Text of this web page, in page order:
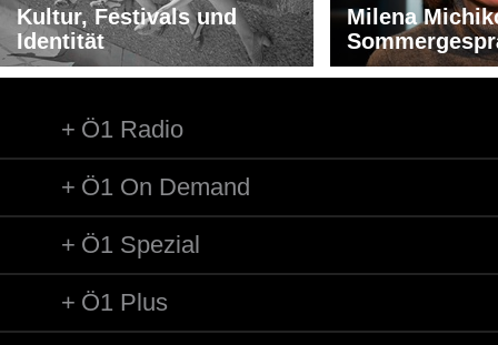
Kultur, Festivals und
Identität
Milena
Ö1 Radio
Ö1 On Demand
Ö1 Spezial
Ö1 Plus